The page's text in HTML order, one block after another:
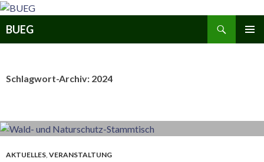
Zum
springen
BUEG
Schlagwort-Archiv: 2024
AKTUELLES VERANSTALTUNG